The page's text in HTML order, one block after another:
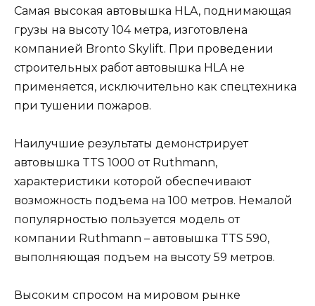
Самая высокая автовышка HLA, поднимающая
грузы на высоту 104 метра, изготовлена
компанией Bronto Skylift. При проведении
строительных работ автовышка HLA не
применяется, исключительно как спецтехника
при тушении пожаров.
Наилучшие результаты демонстрирует
автовышка TTS 1000 от Ruthmann,
характеристики которой обеспечивают
возможность подъема на 100 метров. Немалой
популярностью пользуется модель от
компании Ruthmann – автовышка TTS 590,
выполняющая подъем на высоту 59 метров.
Высоким спросом на мировом рынке